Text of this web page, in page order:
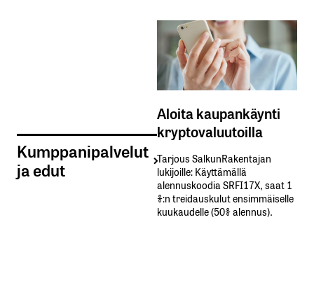
Kumppanipalvelut
ja edut
Aloita kaupankäynti
kryptovaluutoilla
Tarjous SalkunRakentajan
lukijoille: Käyttämällä​ ​
alennuskoodia​ ​SRFI17X,​ ​saat​ ​1
%:n treidauskulut​ ​ensimmäiselle​ ​
kuukaudelle​ ​(50%​ ​alennus).